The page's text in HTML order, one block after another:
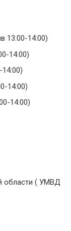
13:00-14:00)
14:00)
14:00)
14:00)
области ( УМВД